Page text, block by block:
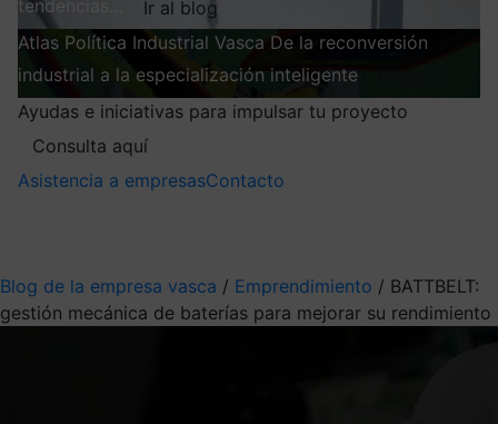
tendencias…
Ir al blog
Atlas Política Industrial Vasca De la reconversión
industrial a la especialización inteligente
Ayudas e iniciativas para impulsar tu proyecto
Consulta aquí
Asistencia a empresasContacto
Blog de la empresa vasca / Emprendimiento / BATTBELT:
gestión mecánica de baterías para mejorar su rendimiento